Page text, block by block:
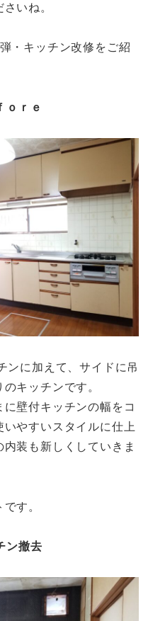
いね。
・キッチン改修をご紹
ｏｒｅ
ンに加えて、サイドに吊
キッチンです。
壁付キッチンの幅をコ
やすいスタイルに仕上
装も新しくしていきま
す。
ン撤去